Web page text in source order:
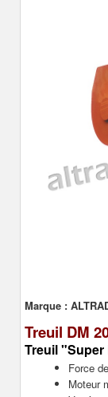
Marque :
Treuil DM
Treuil "Super
Force
Moteur